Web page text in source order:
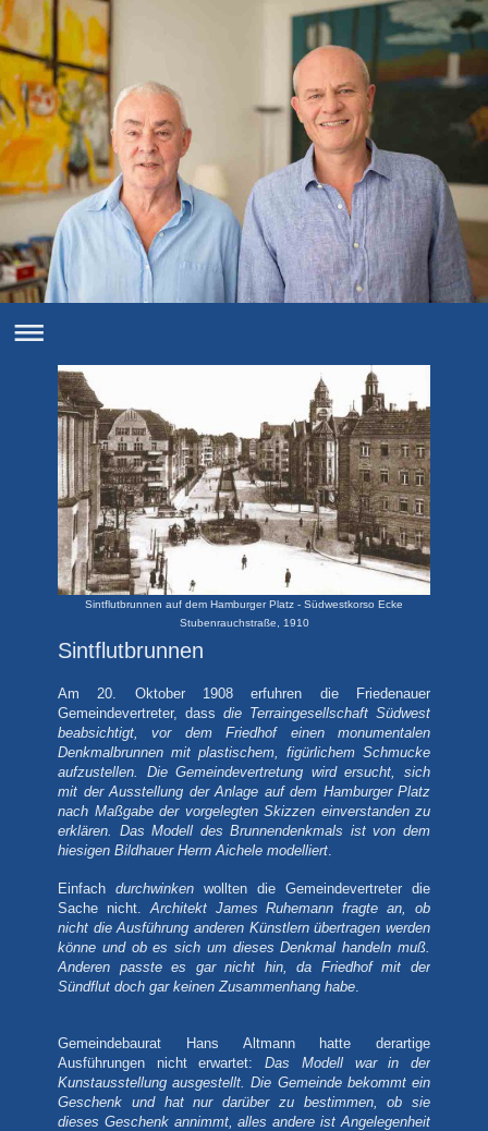
Sintflutbrunnen auf dem Hamburger Platz - Südwestkorso Ecke
Stubenrauchstraße, 1910
Sintflutbrunnen
Am 20. Oktober 1908 erfuhren die Friedenauer
Gemeindevertreter, dass die Terraingesellschaft Südwest
beabsichtigt, vor dem Friedhof einen monumentalen
Denkmalbrunnen mit plastischem, figürlichem Schmucke
aufzustellen. Die Gemeindevertretung wird ersucht, sich
mit der Ausstellung der Anlage auf dem Hamburger Platz
nach Maßgabe der vorgelegten Skizzen einverstanden zu
erklären. Das Modell des Brunnendenkmals ist von dem
hiesigen Bildhauer Herrn Aichele modelliert
Einfach durchwinken wollten die Gemeindevertreter die
Sache nicht. Architekt James Ruhemann fragte an, ob
nicht die Ausführung anderen Künstlern übertragen werden
könne und ob es sich um dieses Denkmal handeln muß.
Anderen passte es gar nicht hin, da Friedhof mit der
Sündflut doch gar keinen Zusammenhang habe
Gemeindebaurat Hans Altmann hatte derartige
Ausführungen nicht erwartet:Das Modell war in der
Kunstausstellung ausgestellt.
Die Gemeinde bekommt ein
Geschenk und hat nur darüber zu bestimmen, ob sie
dieses Geschenk annimmt, alles andere ist Angelegenheit